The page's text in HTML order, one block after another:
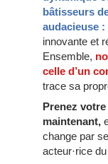
bâtisseurs
audacieuse :
innovante et
Ensemble,
celle d’un
trace sa
Prenez
maintenant,
change par
acteur·rice